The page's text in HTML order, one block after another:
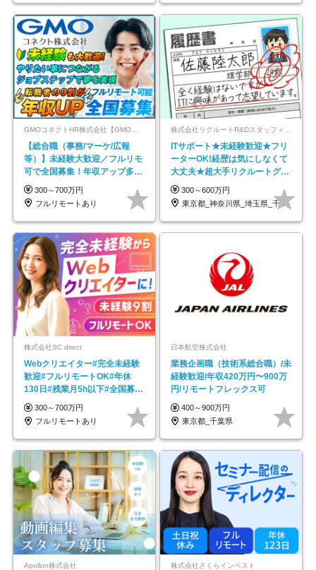
GMOコネクトHR株式会社【GMOインターネットグループ】
【総合職（事務/マーケ/広報
等）】未経験大歓迎／フルリモ
可で全国募集！年収アップ多数
★年休最大130日★
300～700万円
フルリモートあり
ITサポート★未経験歓迎★フリ
ーターOK!経歴は気にしなくて
大丈夫★超大手リクルートグル
ープの正社員/sg
300～600万円
東京都_神奈川県_埼玉県_千葉県_大阪府…
株式会社SC direct
Webクリエイター#完全未経験
歓迎#フルリモートOK#年休
130日#残業月5h以下#全国募集
#最大1年の研修
300～700万円
フルリモートあり
日本航空株式会社
業務企画職（技術系総合職）/未
経験歓迎/年収420万円〜900万
円/リモートフレックス可
400～900万円
東京都_千葉県
Apollon株式会社 株式会社さくらインベスト